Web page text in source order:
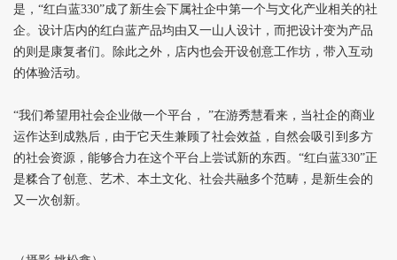
是，“红白蓝330”成了新生会下属社企中第一个与文化产业相关的社
企。设计店内的红白蓝产品均由又一山人设计，而把设计变为产品
的则是康复者们。除此之外，店内也会开设创意工作坊，带入互动
的体验活动。
“我们希望用社会企业做一个平台， ”在游秀慧看来，当社企的商业
运作达到成熟后，由于它天生兼顾了社会效益，自然会吸引到多方
的社会资源，能够合力在这个平台上尝试新的东西。“红白蓝330”正
是糅合了创意、艺术、本土文化、社会共融多个范畴，是新生会的
又一次创新。